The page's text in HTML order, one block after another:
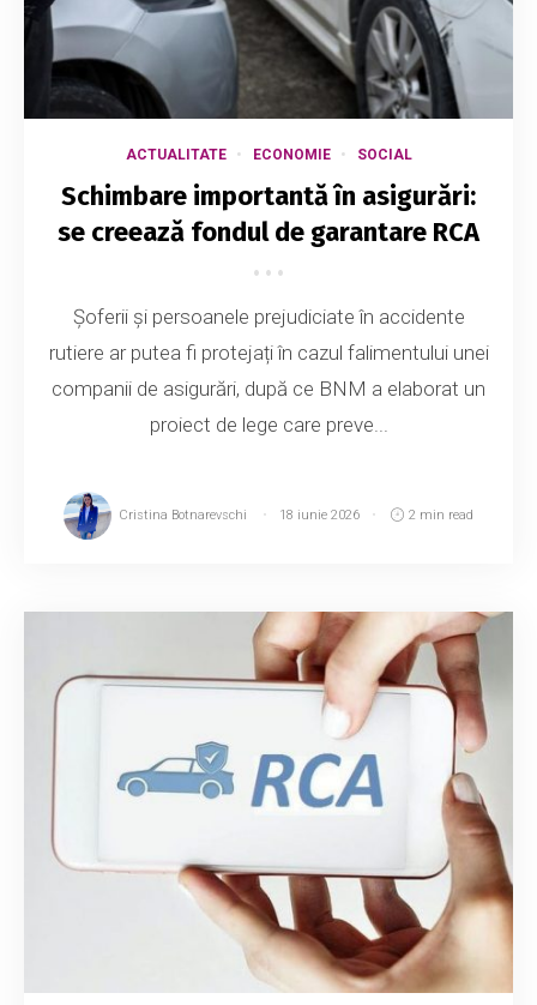
ACTUALITATE ECONOMIE SOCIAL
Schimbare importantă în asigurări:
se creează fondul de garantare RCA
Șoferii și persoanele prejudiciate în accidente
rutiere ar putea fi protejați în cazul falimentului unei
companii de asigurări, după ce BNM a elaborat un
proiect de lege care preve...
Cristina Botnarevschi 18 iunie 2026 2 min read